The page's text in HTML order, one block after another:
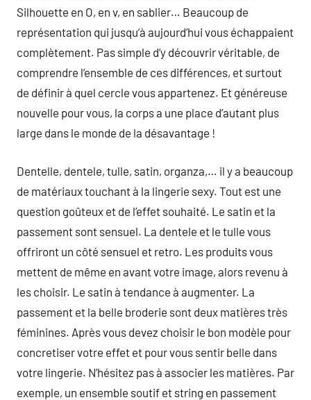
Silhouette en O, en v, en sablier… Beaucoup de
représentation qui jusqu’à aujourd’hui vous échappaient
complètement. Pas simple d’y découvrir véritable, de
comprendre l’ensemble de ces différences, et surtout
de définir à quel cercle vous appartenez. Et généreuse
nouvelle pour vous, la corps a une place d’autant plus
large dans le monde de la désavantage !
Dentelle, dentele, tulle, satin, organza,… il y a beaucoup
de matériaux touchant à la lingerie sexy. Tout est une
question goûteux et de l’effet souhaité. Le satin et la
passement sont sensuel. La dentele et le tulle vous
offriront un côté sensuel et retro. Les produits vous
mettent de même en avant votre image, alors revenu à
les choisir. Le satin à tendance à augmenter. La
passement et la belle broderie sont deux matières très
féminines. Après vous devez choisir le bon modèle pour
concretiser votre effet et pour vous sentir belle dans
votre lingerie. N’hésitez pas à associer les matières. Par
exemple, un ensemble soutif et string en passement